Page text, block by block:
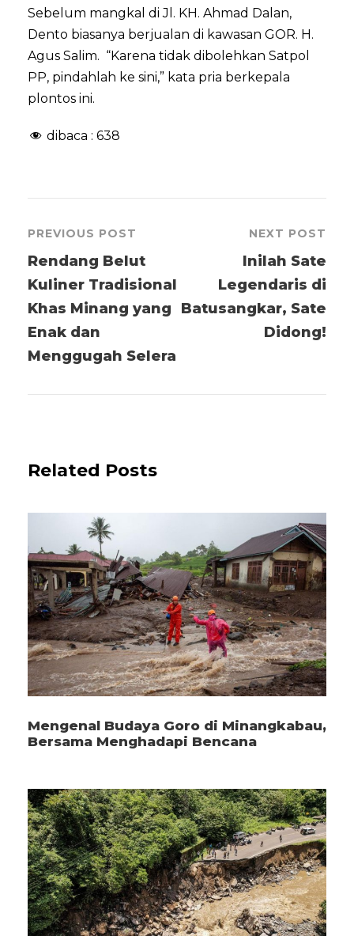
Sebelum mangkal di Jl. KH. Ahmad Dalan,
Dento biasanya berjualan di kawasan GOR. H.
Agus Salim. “Karena tidak dibolehkan Satpol
PP, pindahlah ke sini,” kata pria berkepala
plontos ini.
dibaca : 638
PREVIOUS POST
Rendang Belut
Kuliner Tradisional
Khas Minang yang
Enak dan
Menggugah Selera
NEXT POST
Inilah Sate
Legendaris di
Batusangkar, Sate
Didong!
Related Posts
Mengenal Budaya Goro di Minangkabau,
Bersama Menghadapi Bencana